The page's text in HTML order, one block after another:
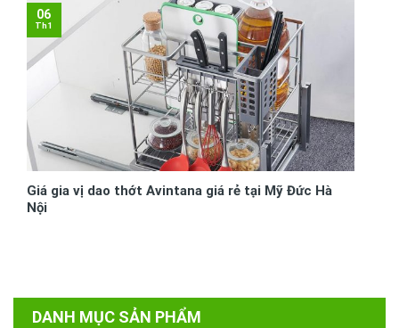
Giá gia vị dao thớt Avintana giá rẻ tại Mỹ Đức Hà
Nội
06
Th1
DANH MỤC SẢN PHẨM